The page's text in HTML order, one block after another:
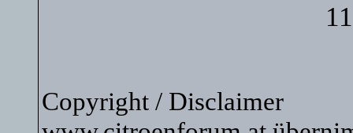
Copyright / Disclaimer